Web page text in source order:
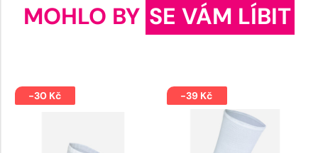
MOHLO BY SE VÁM LÍBIT
-30 Kč -39 Kč